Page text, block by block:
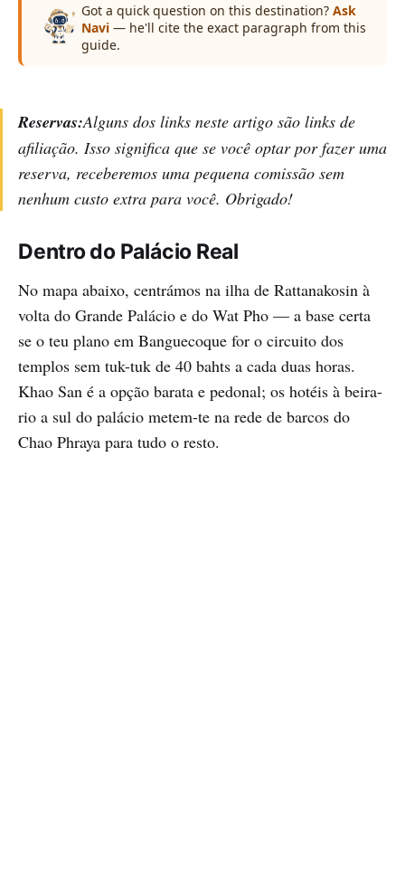
Got a quick question on this destination? Ask
Navi — he'll cite the exact paragraph from this
guide.
Reservas:Alguns dos links neste artigo são links de
afiliação. Isso significa que se você optar por fazer uma
reserva, receberemos uma pequena comissão sem
nenhum custo extra para você. Obrigado!
Dentro do Palácio Real
No mapa abaixo, centrámos na ilha de Rattanakosin à
volta do Grande Palácio e do Wat Pho — a base certa
se o teu plano em Banguecoque for o circuito dos
templos sem tuk-tuk de 40 bahts a cada duas horas.
Khao San é a opção barata e pedonal; os hotéis à beira-
rio a sul do palácio metem-te na rede de barcos do
Chao Phraya para tudo o resto.